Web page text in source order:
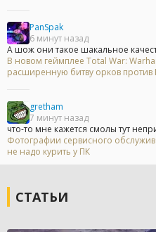
PanSpak
6 минут назад
А шож они такое шакальное
В новом геймплее Total War:
расширенную битву орков
gretham
7 минут назад
что-то мне кажется смолы тут
Фотографии сервисного
не надо курить у ПК
СТАТЬИ